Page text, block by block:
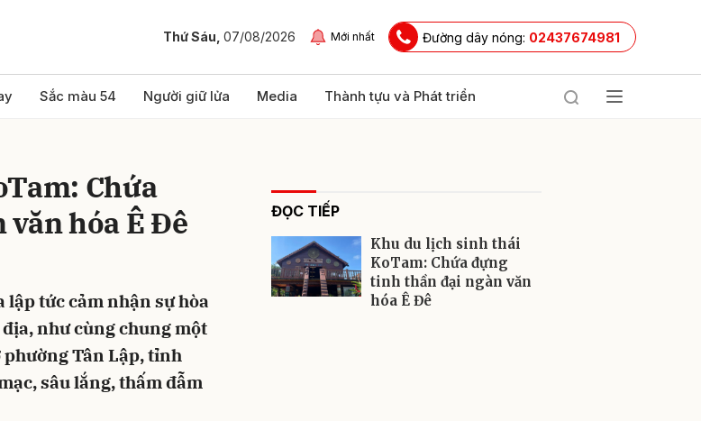
Thứ Sáu, 07/08/2026 Mới nhất Đường dây nóng: 02437674981
Sắc màu 54 Người giữ lửa Media Thành tựu và Phát triển
Chứa
hóa Ê Đê
tức cảm nhận sự hòa
như cùng chung một
Tân Lập, tỉnh
sâu lắng, thấm đẫm
ĐỌC TIẾP
Khu du lịch sinh thái
KoTam: Chứa đựng
tinh thần đại ngàn văn
hóa Ê Đê
Hủy Gửi